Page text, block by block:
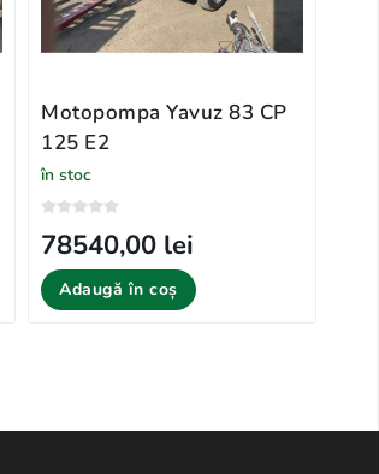
Motopompa Yavuz 83 CP
125 E2
în stoc
78540,00 lei
Adaugă în coș